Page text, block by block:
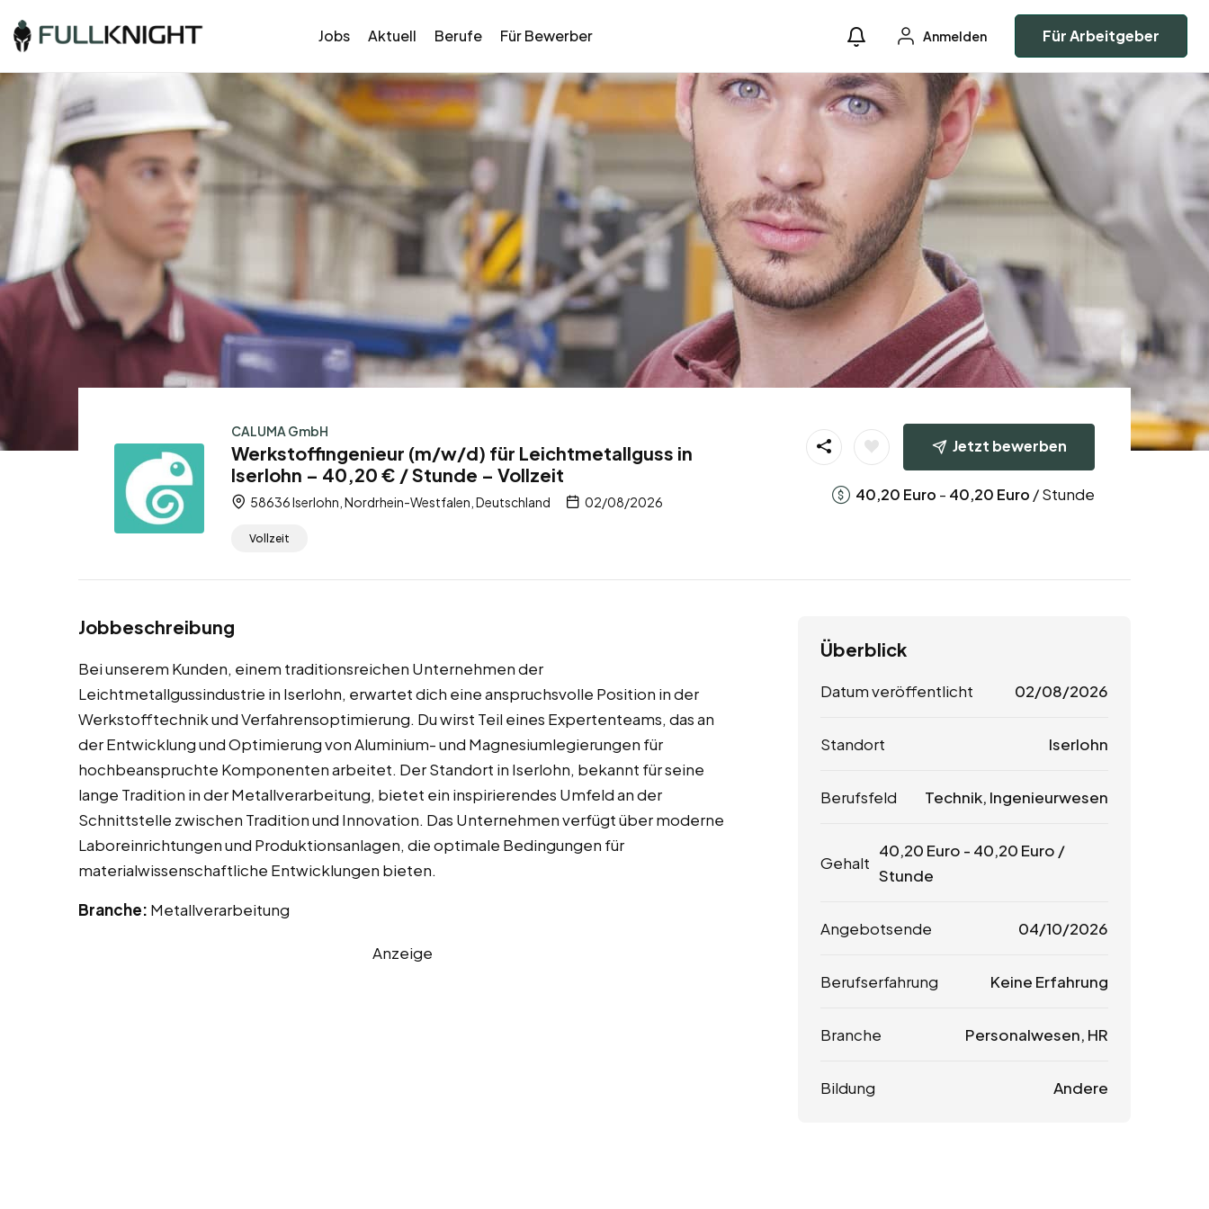
Jobs Aktuell Berufe Für Bewerber Anmelden Für Arbeitgeber
CALUMA GmbH
Werkstoffingenieur (m/w/d) für Leichtmetallguss in
Iserlohn – 40,20 € / Stunde – Vollzeit
58636 Iserlohn, Nordrhein-Westfalen, Deutschland 02/08/2026
Vollzeit
Jetzt bewerben
40,20 Euro - 40,20 Euro / Stunde
Jobbeschreibung
Bei unserem Kunden, einem traditionsreichen Unternehmen der
Leichtmetallgussindustrie in Iserlohn, erwartet dich eine anspruchsvolle Position in der
Werkstofftechnik und Verfahrensoptimierung. Du wirst Teil eines Expertenteams, das an
der Entwicklung und Optimierung von Aluminium- und Magnesiumlegierungen für
hochbeanspruchte Komponenten arbeitet. Der Standort in Iserlohn, bekannt für seine
lange Tradition in der Metallverarbeitung, bietet ein inspirierendes Umfeld an der
Schnittstelle zwischen Tradition und Innovation. Das Unternehmen verfügt über moderne
Laboreinrichtungen und Produktionsanlagen, die optimale Bedingungen für
materialwissenschaftliche Entwicklungen bieten.
Branche: Metallverarbeitung
Anzeige
Überblick
Datum veröffentlicht 02/08/2026
Standort Iserlohn
Berufsfeld Technik, Ingenieurwesen
Gehalt
40,20 Euro - 40,20 Euro /
Stunde
Angebotsende 04/10/2026
Berufserfahrung Keine Erfahrung
Branche Personalwesen, HR
Bildung Andere